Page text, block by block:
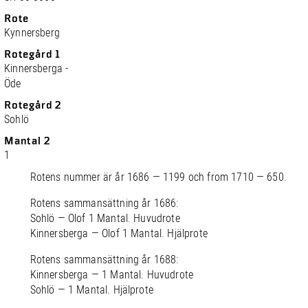
Rote
Kynnersberg
Rotegård 1
Kinnersberga -
Öde
Rotegård 2
Sohlö
Mantal 2
1
Rotens nummer är år 1686 — 1199 och from 1710 — 650.
Rotens sammansättning år 1686:
Sohlö — Olof 1 Mantal. Huvudrote
Kinnersberga — Olof 1 Mantal. Hjälprote
Rotens sammansättning år 1688:
Kinnersberga — 1 Mantal. Huvudrote
Sohlö — 1 Mantal. Hjälprote